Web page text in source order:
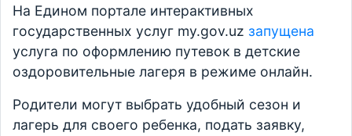
На Едином портале интерактивных
государственных услуг my.gov.uz запущена
услуга по оформлению путевок в детские
оздоровительные лагеря в режиме онлайн.
Родители могут выбрать удобный сезон и
лагерь для своего ребенка, подать заявку,